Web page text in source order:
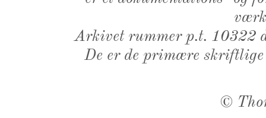
Arkivet rummer p.t. 10322
De er de primære
©